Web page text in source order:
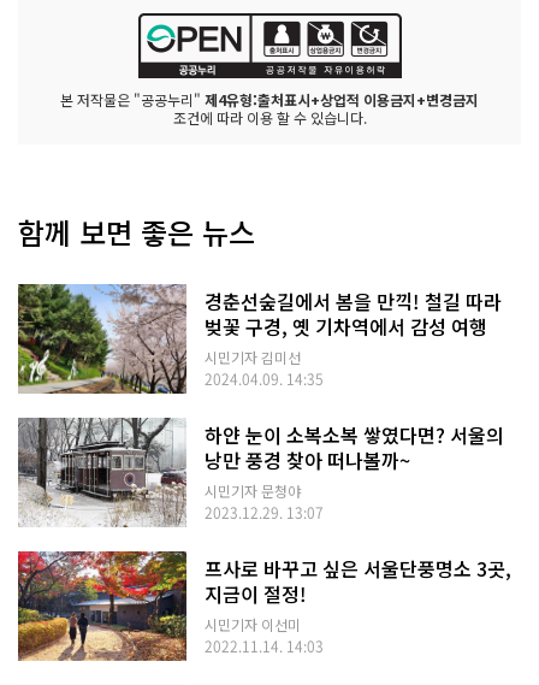
본 저작물은 "공공누리" 제4유형:출처표시+상업적 이용금지+변경금지
조건에 따라 이용 할 수 있습니다.
함께 보면 좋은 뉴스
경춘선숲길에서 봄을 만끽! 철길 따라
벚꽃 구경, 옛 기차역에서 감성 여행
시민기자 김미선
2024.04.09. 14:35
하얀 눈이 소복소복 쌓였다면? 서울의
낭만 풍경 찾아 떠나볼까~
시민기자 문청야
2023.12.29. 13:07
프사로 바꾸고 싶은 서울단풍명소 3곳,
지금이 절정!
시민기자 이선미
2022.11.14. 14:03